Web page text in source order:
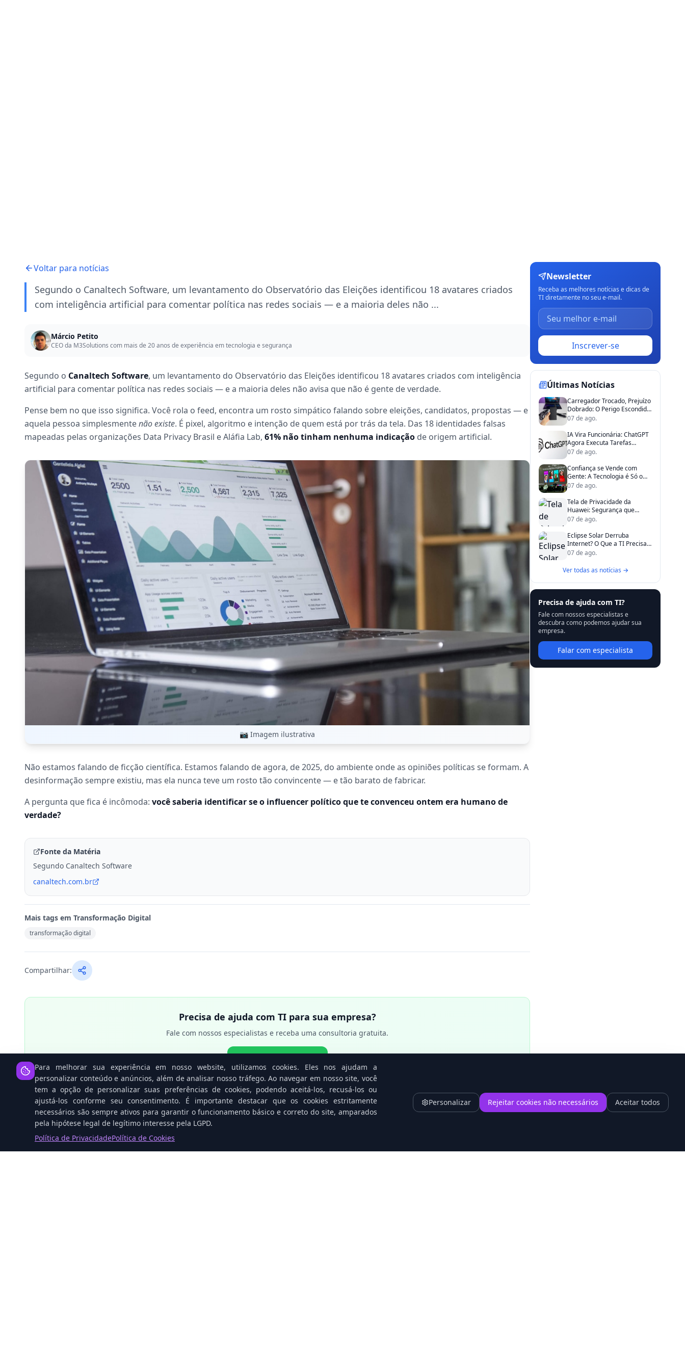
Voltar para notícias
Segundo o Canaltech Software, um levantamento do Observatório das Eleições identificou 18 avatares criados
com inteligência artificial para comentar política nas redes sociais — e a maioria deles não ...
Márcio Petito
CEO da M3Solutions com mais de 20 anos de experiência em tecnologia e segurança
Segundo o Canaltech Software, um levantamento do Observatório das Eleições identificou 18 avatares criados com inteligência
artificial para comentar política nas redes sociais — e a maioria deles não avisa que não é gente de verdade.
Pense bem no que isso significa. Você rola o feed, encontra um rosto simpático falando sobre eleições, candidatos, propostas — e
aquela pessoa simplesmentenão existe. É pixel, algoritmo e intenção de quem está por trás da tela. Das 18 identidades falsas
mapeadas pelas organizações Data Privacy Brasil e Aláfia Lab, 61% não tinham nenhuma indicação de origem artificial.
📷 Imagem ilustrativa
Não estamos falando de ficção científica. Estamos falando de agora, de 2025, do ambiente onde as opiniões políticas se formam. A
desinformação sempre existiu, mas ela nunca teve um rosto tão convincente — e tão barato de fabricar.
A pergunta que fica é incômoda: você saberia identificar se o influencer político que te convenceu ontem era humano de
verdade?
Fonte da Matéria
Segundo Canaltech Software
canaltech.com.br
Mais tags em Transformação Digital
transformação digital
Compartilhar:
Precisa de ajuda com TI para sua empresa?
Fale com nossos especialistas e receba uma consultoria gratuita.
Newsletter
Receba as melhores notícias e dicas de
TI diretamente no seu e-mail.
Inscrever-se
Últimas Notícias
Carregador Trocado, Prejuízo
Dobrado: O Perigo Escondido
na Gaveta de TI
07 de ago.
IA Vira Funcionária: ChatGPT
Agora Executa Tarefas
Sozinho na Empresa
07 de ago.
Confiança se Vende com
Gente: A Tecnologia é Só o
Apoio
07 de ago.
Tela de Privacidade da
Huawei: Segurança que
Existe, mas Não é Para Todos
07 de ago.
Eclipse Solar Derruba
Internet? O Que a TI Precisa
Saber de Verdade
07 de ago.
Ver todas as notícias →
Precisa de ajuda com TI?
Fale com nossos especialistas e
descubra como podemos ajudar sua
empresa.
Falar com especialista
Para melhorar sua experiência em nosso website, utilizamos cookies. Eles nos ajudam a
personalizar conteúdo e anúncios, além de analisar nosso tráfego. Ao navegar em nosso site, você
tem a opção de personalizar suas preferências de cookies, podendo aceitá-los, recusá-los ou
ajustá-los conforme seu consentimento. É importante destacar que os cookies estritamente
necessários são sempre ativos para garantir o funcionamento básico e correto do site, amparados
pela hipótese legal de legítimo interesse pela LGPD.
Política de PrivacidadePolítica de Cookies
Personalizar Rejeitar cookies não necessários Aceitar todos